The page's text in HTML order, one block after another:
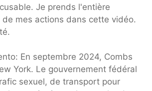
Je prends l'entière
mes actions dans cette vidéo.
En septembre 2024, Combs
York. Le gouvernement fédéral
sexuel, de transport pour